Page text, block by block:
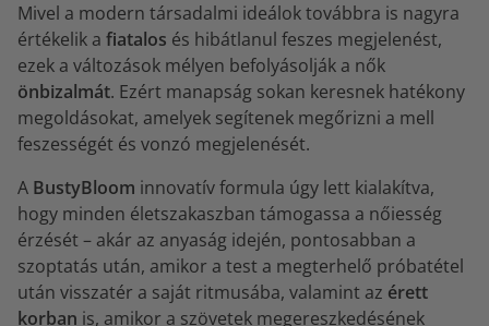
Mivel a modern társadalmi ideálok továbbra is nagyra
értékelik a fiatalos és hibátlanul feszes megjelenést,
ezek a változások mélyen befolyásolják a nők
önbizalmát. Ezért manapság sokan keresnek hatékony
megoldásokat, amelyek segítenek megőrizni a mell
feszességét és vonzó megjelenését.
A BustyBloom innovatív formula úgy lett kialakítva,
hogy minden életszakaszban támogassa a nőiesség
érzését – akár az anyaság idején, pontosabban a
szoptatás után, amikor a test a megterhelő próbatétel
után visszatér a saját ritmusába, valamint az érett
korban is, amikor a szövetek megereszkedésének